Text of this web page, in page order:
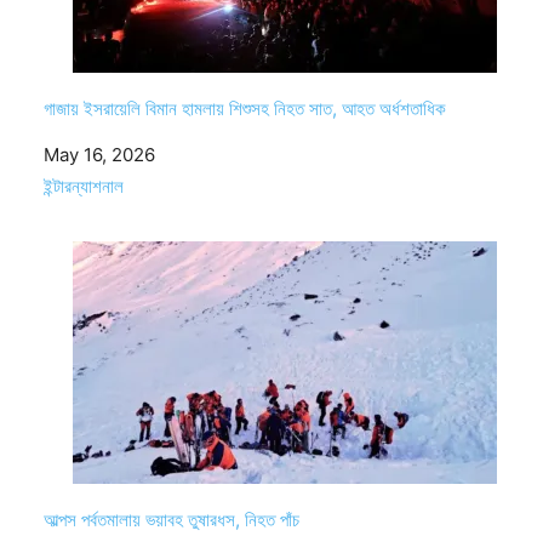
গাজায় ইসরায়েলি বিমান হামলায় শিশুসহ নিহত সাত, আহত অর্ধশতাধিক
Date
May 16, 2026
In relation to
ইন্টারন্যাশনাল
আল্পস পর্বতমালায় ভয়াবহ তুষারধস, নিহত পাঁচ